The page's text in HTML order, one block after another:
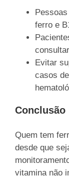
ferro e
Evitar
casos
Conclusão
Quem tem
desde que
vitamina não